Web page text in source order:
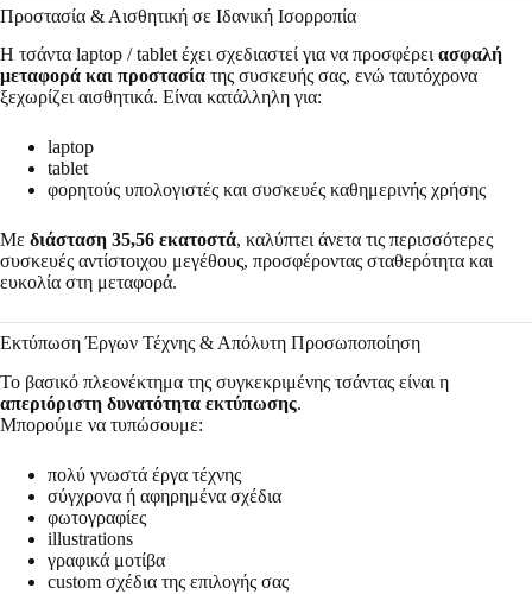
Προστασία & Αισθητική σε Ιδανική Ισορροπία
Η τσάντα laptop / tablet έχει σχεδιαστεί για να προσφέρειασφαλή
μεταφορά και προστασία της συσκευής σας, ενώ ταυτόχρονα
ξεχωρίζει αισθητικά. Είναι κατάλληλη για:
laptop
tablet
φορητούς υπολογιστές και συσκευές καθημερινής χρήσης
Με διάσταση 35,56 εκατοστά, καλύπτει άνετα τις περισσότερες
συσκευές αντίστοιχου μεγέθους, προσφέροντας σταθερότητα και
ευκολία στη μεταφορά.
Εκτύπωση Έργων Τέχνης & Απόλυτη Προσωποποίηση
Το βασικό πλεονέκτημα της συγκεκριμένης τσάντας είναι η
απεριόριστη δυνατότητα εκτύπωσης.
Μπορούμε να τυπώσουμε:
πολύ γνωστά έργα τέχνης
σύγχρονα ή αφηρημένα σχέδια
φωτογραφίες
illustrations
γραφικά μοτίβα
custom σχέδια της επιλογής σας